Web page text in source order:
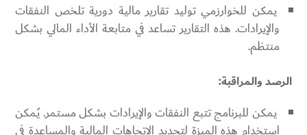
يمكن للخوارزمي توليد تقارير مالية دورية تلخص النفقات
والإيرادات. هذه التقارير تساعد في متابعة الأداء المالي بشكل
منتظم.
الرصد والمراقبة:
يمكن للبرنامج تتبع النفقات والإيرادات بشكل مستمر. يُمكن
استخدام هذه الميزة لتحديد الاتجاهات المالية والمساعدة في